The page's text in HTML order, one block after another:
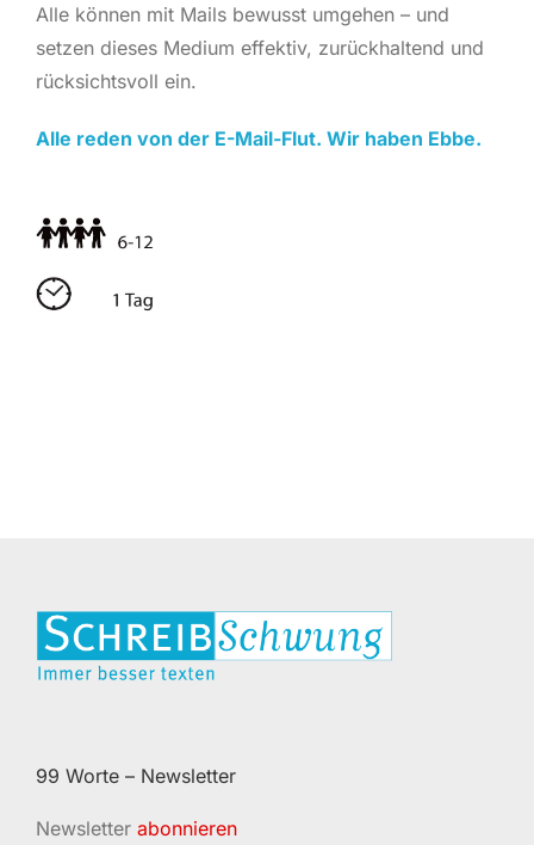
Alle können mit Mails bewusst umgehen – und
setzen dieses Medium effektiv, zurückhaltend und
rücksichtsvoll ein.
Alle reden von der E-Mail-Flut. Wir haben Ebbe.
99 Worte – Newsletter
Newsletter abonnieren